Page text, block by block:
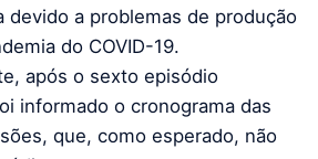
devido a problemas de produção
do COVID-19.
após o sexto episódio
informado o cronograma das
que, como esperado, não